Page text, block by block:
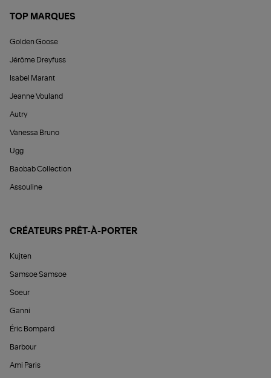
TOP MARQUES
Golden Goose
Jérôme Dreyfuss
Isabel Marant
Jeanne Vouland
Autry
Vanessa Bruno
Ugg
Baobab Collection
Assouline
CRÉATEURS PRÊT-À-PORTER
Kujten
Samsoe Samsoe
Soeur
Ganni
Éric Bompard
Barbour
Ami Paris